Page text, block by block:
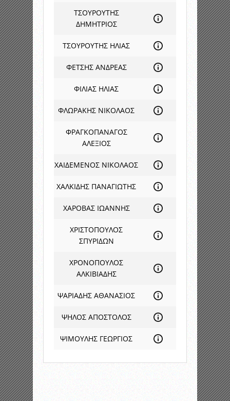
ΤΣΟΥΡΟΥΤΗΣ
ΔΗΜΗΤΡΙΟΣ
ΤΣΟΥΡΟΥΤΗΣ ΗΛΙΑΣ
ΦΕΤΣΗΣ ΑΝΔΡΕΑΣ
ΦΙΛΙΑΣ ΗΛΙΑΣ
ΦΛΩΡΑΚΗΣ ΝΙΚΟΛΑΟΣ
ΦΡΑΓΚΟΠΑΝΑΓΟΣ
ΑΛΕΞΙΟΣ
ΧΑΙΔΕΜΕΝΟΣ ΝΙΚΟΛΑΟΣ
ΧΑΛΚΙΔΗΣ ΠΑΝΑΓΙΩΤΗΣ
ΧΑΡΟΒΑΣ ΙΩΑΝΝΗΣ
ΧΡΙΣΤΟΠΟΥΛΟΣ
ΣΠΥΡΙΔΩΝ
ΧΡΟΝΟΠΟΥΛΟΣ
ΑΛΚΙΒΙΑΔΗΣ
ΨΑΡΙΑΔΗΣ ΑΘΑΝΑΣΙΟΣ
ΨΗΛΟΣ ΑΠΟΣΤΟΛΟΣ
ΨΙΜΟΥΛΗΣ ΓΕΩΡΓΙΟΣ